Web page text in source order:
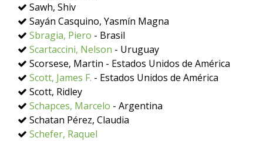
Sawh, Shiv
Sayán Casquino, Yasmín Magna
Sbragia, Piero - Brasil
Scartaccini, Nelson - Uruguay
Scorsese, Martin - Estados Unidos de América
Scott, James F. - Estados Unidos de América
Scott, Ridley
Schapces, Marcelo - Argentina
Schatan Pérez, Claudia
Schefer, Raquel